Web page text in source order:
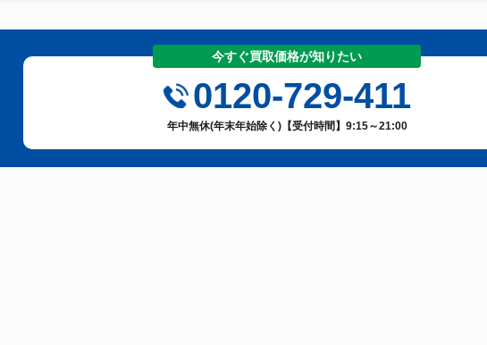
今すぐ買取価格が知りたい
0120-729-411
年中無休(年末年始除く)【受付時間】9:15～21:00